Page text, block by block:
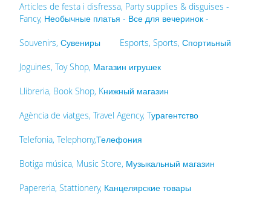
Articles de festa i disfressa, Party supplies & disguises -
Fancy, Необычные платья - Все для вечеринок -
Souvenirs, Сувениры Esports, Sports, Спортиьный
Joguines, Toy Shop, Магазин игрушек
Llibreria, Book Shop, Kнижный магазин
Agència de viatges, Travel Agency, Tурагентство
Telefonia, Telephony,Телефония
Botiga música, Music Store, Музыкальный магазин
Papereria, Stattionery, Канцелярские товары